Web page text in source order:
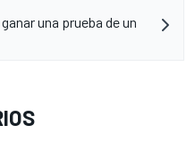
una prueba de un